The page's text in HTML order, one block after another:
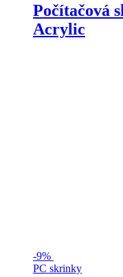
Počítačová
Acrylic
-9%
PC skrinky